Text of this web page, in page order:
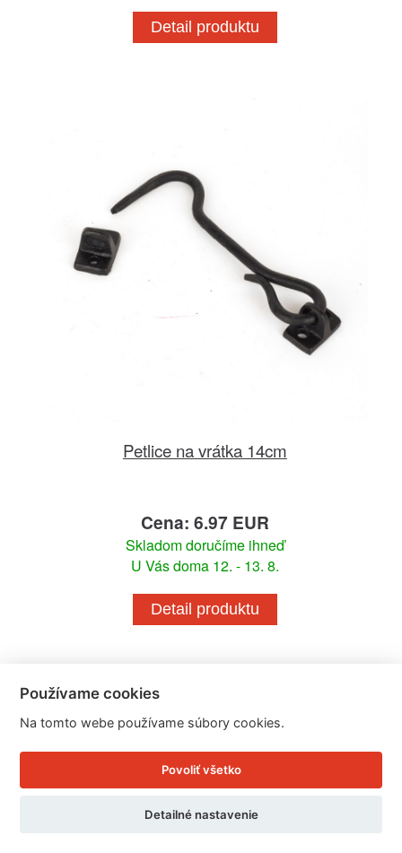
Detail produktu
Petlice na vrátka 14cm
Cena: 6.97 EUR
Skladom doručíme ihneď
U Vás doma 12. - 13. 8.
Detail produktu
Používame cookies
Na tomto webe používame súbory cookies.
Povoliť všetko
Detailné nastavenie